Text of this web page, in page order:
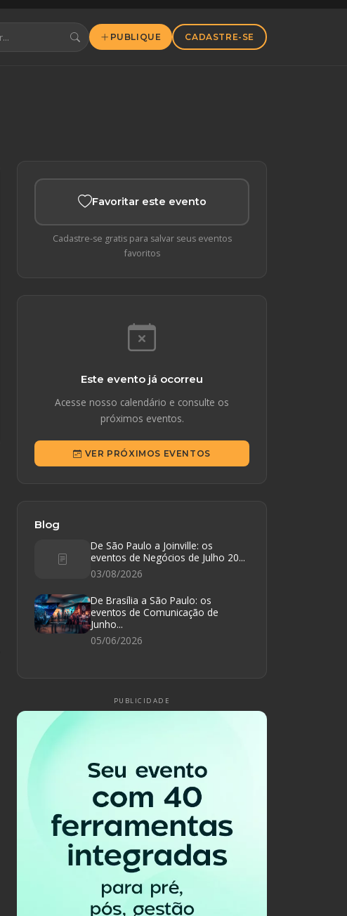
PUBLIQUE CADASTRE-SE
Favoritar este evento
Cadastre-se gratis para salvar seus eventos
favoritos
Este evento já ocorreu
Acesse nosso calendário e consulte os
próximos eventos.
VER PRÓXIMOS EVENTOS
Blog
De São Paulo a Joinville: os
eventos de Negócios de Julho 20...
03/08/2026
De Brasília a São Paulo: os
eventos de Comunicação de
Junho...
05/06/2026
PUBLICIDADE